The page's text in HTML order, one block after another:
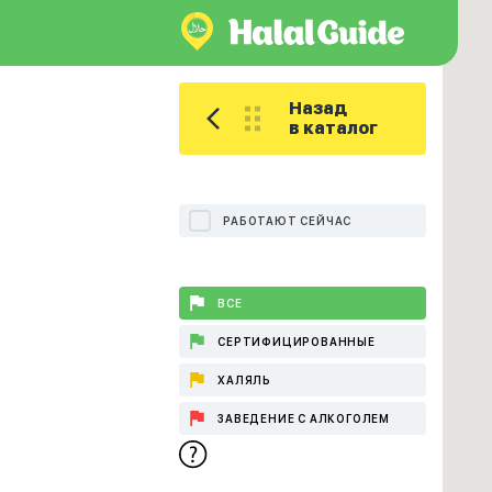
Назад
в каталог
РАБОТАЮТ СЕЙЧАС
ВСЕ
СЕРТИФИЦИРОВАННЫЕ
ХАЛЯЛЬ
ЗАВЕДЕНИЕ С АЛКОГОЛЕМ